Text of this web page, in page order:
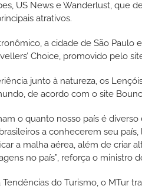
US News e Wanderlust, que
atrativos.
a cidade de São Paulo
Choice, promovido pelo
junto à natureza, os
de acordo com o site
o quanto nosso país é
a conhecerem seu
a malha aérea, além de criar
no país”, reforça o ministro
do Turismo, o MTur